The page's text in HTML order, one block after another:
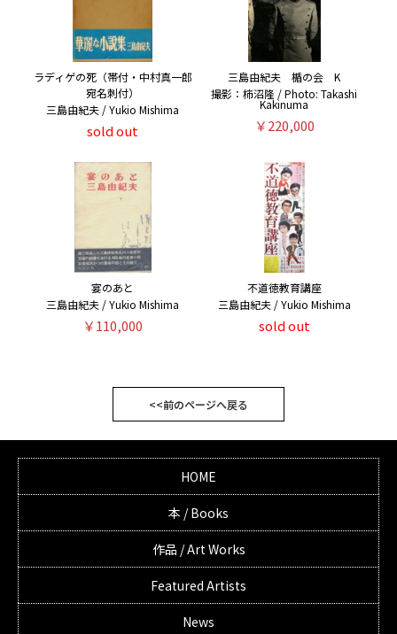
ラディゲの死（帯付・中村真一郎
宛名刺付）
三島由紀夫 / Yukio Mishima
sold out
三島由紀夫 楯の会 K
撮影：柿沼隆 / Photo: Takashi
Kakinuma
￥220,000
宴のあと
三島由紀夫 / Yukio Mishima
￥110,000
不道徳教育講座
三島由紀夫 / Yukio Mishima
sold out
<<前のページへ戻る
HOME
本 / Books
作品 / Art Works
Featured Artists
News